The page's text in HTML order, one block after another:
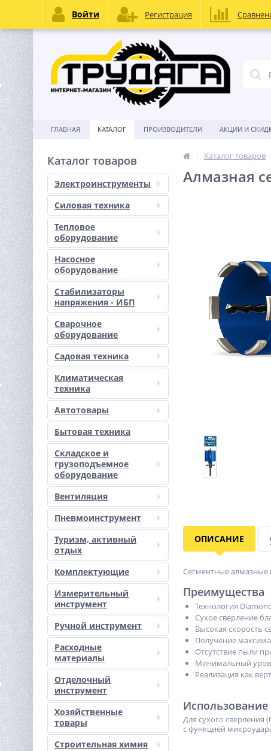
ГЛАВНАЯ КАТАЛОГ ПРОИЗВОДИТЕЛИ АКЦИИ И
Каталог товаров
Электроинструменты
Силовая техника
Тепловое
оборудование
Насосное
оборудование
Стабилизаторы
напряжения - ИБП
Сварочное
оборудование
Садовая техника
Климатическая
техника
Автотовары
Бытовая техника
Складское и
грузоподъемное
оборудование
Вентиляция
Пневмоинструмент
Туризм, активный
отдых
Комплектующие
Измерительный
инструмент
Ручной инструмент
Расходные
материалы
Отделочный
инструмент
Хозяйственные
товары
Строительная химия
Каталог товаров
Алмазная
ОПИСАНИЕ
Сегментные алмазные
Преимущества
Технология
Сухое сверление
Высокая скорость
Получение
Отсутствие пыли
Минимальный
Реализация как
Использование
Для сухого
с функцией
Войти Регистрация